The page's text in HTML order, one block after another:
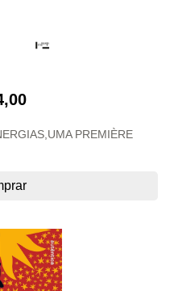
PREMIÈRE